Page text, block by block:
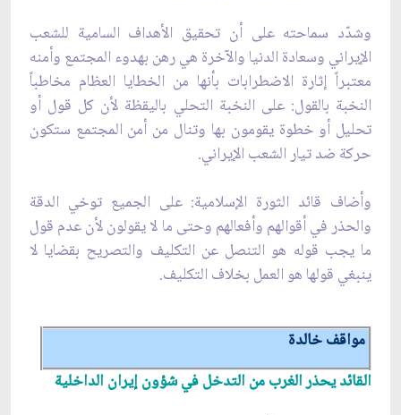
وشدّد سماحته على أن تحقيق الأهداف السامية للشعب
الإيراني وسعادة الدنيا والآخرة هي رهن بهدوء المجتمع وأمنه
معتبراً إثارة الاضطرابات بأنها من الخطايا العظام مخاطباً
النخبة بالقول: على النخبة التحلي باليقظة لأن كل قول أو
تحليل أو خطوة يقومون بها وتنال من أمن المجتمع ستكون
حركة ضد تيار الشعب الإيراني.
وأضاف قائد الثورة الإسلامية: على الجميع توخي الدقة
والحذر في أقوالهم وأفعالهم وحتى ما لا يقولون لأن عدم قول
ما يجب قوله هو التنصل عن التكليف والتصريح بقضايا لا
ينبغي قولها هو العمل بخلاف التكليف.
مواقف خالدة
القائد يحذر الغرب من التدخل في شؤون إيران الداخلية